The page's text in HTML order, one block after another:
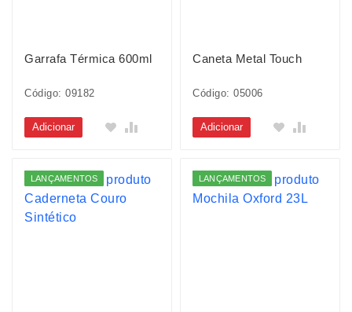
Garrafa Térmica 600ml
Código: 09182
Adicionar
Caneta Metal Touch
Código: 05006
Adicionar
LANÇAMENTOS LANÇAMENTOS